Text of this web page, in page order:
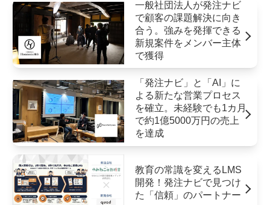
一般社団法人が発注ナビ
で顧客の課題解決に向き
合う。強みを発揮できる
新規案件をメンバー主体
で獲得
「発注ナビ」と「AI」に
よる新たな営業プロセス
を確立。未経験でも1カ月
で約1億5000万円の売上
を達成
教育の常識を変えるLMS
開発！発注ナビで見つけ
た「信頼」のパートナー